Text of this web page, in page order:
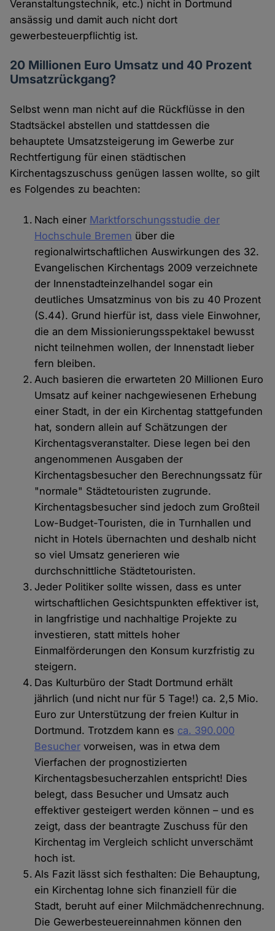
Veranstaltungstechnik, etc.) nicht in Dortmund
ansässig und damit auch nicht dort
gewerbesteuerpflichtig ist.
20 Millionen Euro Umsatz und 40 Prozent
Umsatzrückgang?
Selbst wenn man nicht auf die Rückflüsse in den
Stadtsäckel abstellen und stattdessen die
behauptete Umsatzsteigerung im Gewerbe zur
Rechtfertigung für einen städtischen
Kirchentagszuschuss genügen lassen wollte, so gilt
es Folgendes zu beachten:
Nach einer Marktforschungsstudie der
Hochschule Bremen über die
regionalwirtschaftlichen Auswirkungen des 32.
Evangelischen Kirchentags 2009 verzeichnete
der Innenstadteinzelhandel sogar ein
deutliches Umsatzminus von bis zu 40 Prozent
(S.44). Grund hierfür ist, dass viele Einwohner,
die an dem Missionierungsspektakel bewusst
nicht teilnehmen wollen, der Innenstadt lieber
fern bleiben.
Auch basieren die erwarteten 20 Millionen Euro
Umsatz auf keiner nachgewiesenen Erhebung
einer Stadt, in der ein Kirchentag stattgefunden
hat, sondern allein auf Schätzungen der
Kirchentagsveranstalter. Diese legen bei den
angenommenen Ausgaben der
Kirchentagsbesucher den Berechnungssatz für
"normale" Städtetouristen zugrunde.
Kirchentagsbesucher sind jedoch zum Großteil
Low-Budget-Touristen, die in Turnhallen und
nicht in Hotels übernachten und deshalb nicht
so viel Umsatz generieren wie
durchschnittliche Städtetouristen.
Jeder Politiker sollte wissen, dass es unter
wirtschaftlichen Gesichtspunkten effektiver ist,
in langfristige und nachhaltige Projekte zu
investieren, statt mittels hoher
Einmalförderungen den Konsum kurzfristig zu
steigern.
Das Kulturbüro der Stadt Dortmund erhält
jährlich (und nicht nur für 5 Tage!) ca. 2,5 Mio.
Euro zur Unterstützung der freien Kultur in
Dortmund. Trotzdem kann es ca. 390.000
Besucher vorweisen, was in etwa dem
Vierfachen der prognostizierten
Kirchentagsbesucherzahlen entspricht! Dies
belegt, dass Besucher und Umsatz auch
effektiver gesteigert werden können – und es
zeigt, dass der beantragte Zuschuss für den
Kirchentag im Vergleich schlicht unverschämt
hoch ist.
Als Fazit lässt sich festhalten: Die Behauptung,
ein Kirchentag lohne sich finanziell für die
Stadt, beruht auf einer Milchmädchenrechnung.
Die Gewerbesteuereinnahmen können den